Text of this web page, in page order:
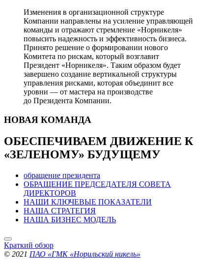
Изменения в организационной структуре
Компании направлены на усиление управляющей
команды и отражают стремление «Норникеля»
повысить надежность и эффективность бизнеса.
Принято решение о формировании нового
Комитета по рискам, который возглавит
Президент «Норникеля». Таким образом будет
завершено создание вертикальной структуры
управления рисками, которая объединит все
уровни — от мастера на производстве
до Президента Компании.
НОВАЯ КОМАНДА
ОБЕСПЕЧИВАЕМ ДВИЖЕНИЕ К
«ЗЕЛЕНОМУ» БУДУЩЕМУ
обращение президента
ОБРАЩЕНИЕ ПРЕДСЕДАТЕЛЯ СОВЕТА
ДИРЕКТОРОВ
НАШИ КЛЮЧЕВЫЕ ПОКАЗАТЕЛИ
НАША СТРАТЕГИЯ
НАША БИЗНЕС МОДЕЛЬ
Краткий обзор
© 2021 ПАО «ГМК «Норильский никель»